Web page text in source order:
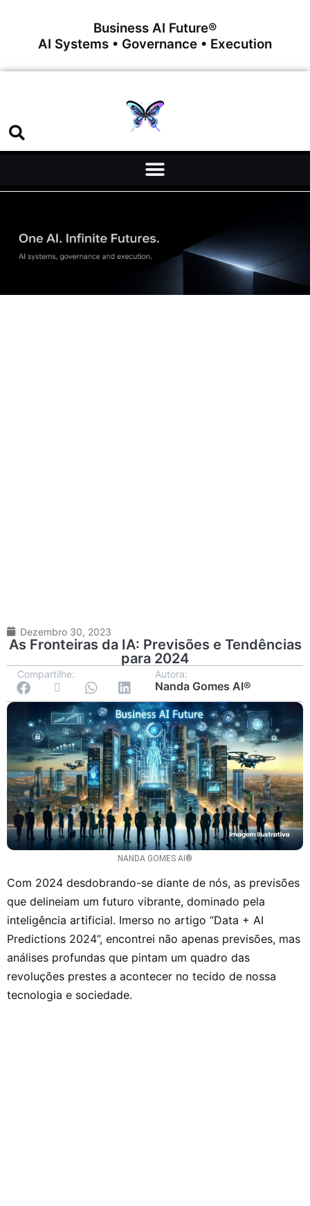
Business AI Future®
AI Systems • Governance • Execution
Dezembro 30, 2023
As Fronteiras da IA: Previsões e Tendências
para 2024
Compartilhe: Autora:
Nanda Gomes AI®
NANDA GOMES AI®
Com 2024 desdobrando-se diante de nós, as previsões
que delineiam um futuro vibrante, dominado pela
inteligência artificial. Imerso no artigo “Data + AI
Predictions 2024”, encontrei não apenas previsões, mas
análises profundas que pintam um quadro das
revoluções prestes a acontecer no tecido de nossa
tecnologia e sociedade.